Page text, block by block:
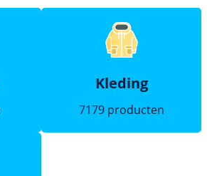
Kleding
7179 producten